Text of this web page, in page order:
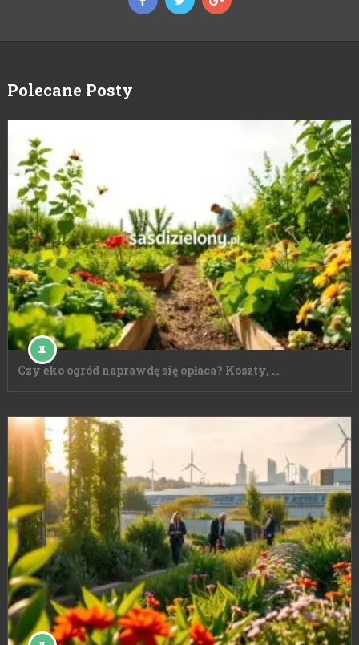
Polecane Posty
Czy eko ogród naprawdę się opłaca? Koszty, …